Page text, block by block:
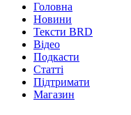
Головна
Новини
Тексти BRD
Відео
Подкасти
Статті
Підтримати
Магазин